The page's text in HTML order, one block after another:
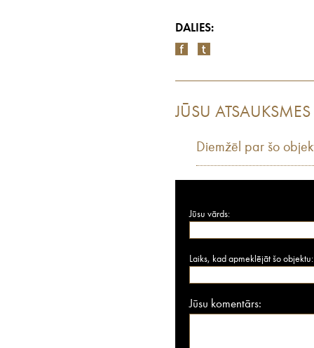
DALIES:
JŪSU ATSAUKSMES
Diemžēl par šo
Jūsu vārds:
Laiks, kad apmeklējāt šo objektu:
Jūsu komentārs: